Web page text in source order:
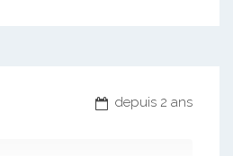
depuis 2 ans